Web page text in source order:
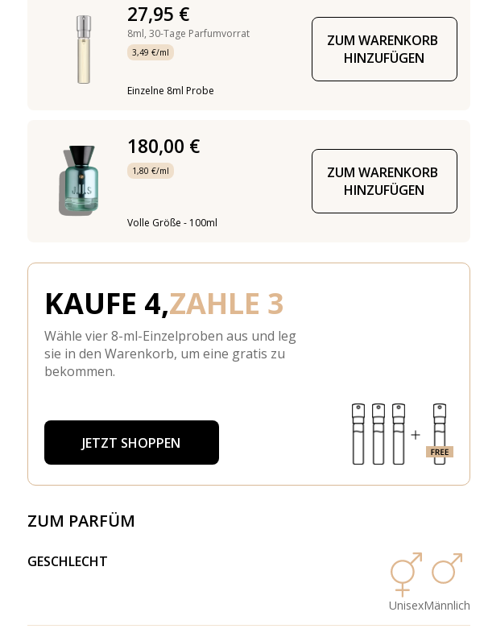
27,95 €
8ml, 30-Tage Parfumvorrat
3,49 €/ml
Einzelne 8ml Probe
ZUM WARENKORB
HINZUFÜGEN
180,00 €
1,80 €/ml
Volle Größe - 100ml
ZUM WARENKORB
HINZUFÜGEN
KAUFE 4,ZAHLE 3
Wähle vier 8-ml-Einzelproben aus und leg
sie in den Warenkorb, um eine gratis zu
bekommen.
JETZT SHOPPEN
ZUM PARFÜM
GESCHLECHT
UnisexMännlich